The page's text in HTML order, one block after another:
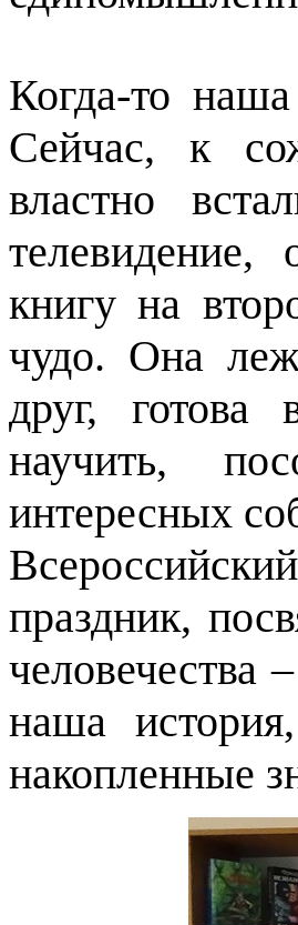
Когда-то
Сейчас, к
властно
телевидение,
книгу на
чудо. Она
друг,
научить,
интересных
праздник,
человечества
наша
накопленные